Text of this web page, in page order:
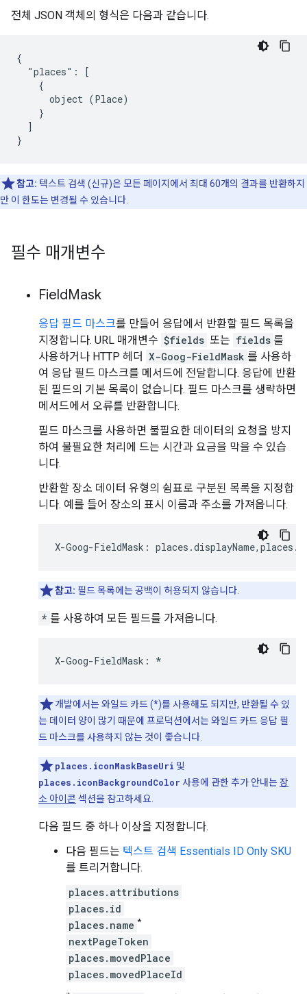
전체 JSON 객체의 형식은 다음과 같습니다.
{
  "places": [
    {
      object (Place)
    }
  ]
}
참고: 텍스트 검색 (신규)은 모든 페이지에서 최대 60개의 결과를 반환하지
만 이 한도는 변경될 수 있습니다.
필수 매개변수
FieldMask
응답 필드 마스크를 만들어 응답에서 반환할 필드 목록을
지정합니다. URL 매개변수 $fields 또는 fields 를
사용하거나 HTTP 헤더 X-Goog-FieldMask 를 사용하
여 응답 필드 마스크를 메서드에 전달합니다. 응답에 반환
된 필드의 기본 목록이 없습니다. 필드 마스크를 생략하면
메서드에서 오류를 반환합니다.
필드 마스크를 사용하면 불필요한 데이터의 요청을 방지
하여 불필요한 처리에 드는 시간과 요금을 막을 수 있습
니다.
반환할 장소 데이터 유형의 쉼표로 구분된 목록을 지정합
니다. 예를 들어 장소의 표시 이름과 주소를 가져옵니다.
X-Goog-FieldMask : places .displayName, places .
참고: 필드 목록에는 공백이 허용되지 않습니다.
* 를 사용하여 모든 필드를 가져옵니다.
X-Goog-FieldMask : *
개발에서는 와일드 카드 (*)를 사용해도 되지만, 반환될 수 있
는 데이터 양이 많기 때문에 프로덕션에서는 와일드 카드 응답 필
드 마스크를 사용하지 않는 것이 좋습니다.
places.iconMaskBaseUri 및
places.iconBackgroundColor 사용에 관한 추가 안내는장
소 아이콘 섹션을 참고하세요.
다음 필드 중 하나 이상을 지정합니다.
다음 필드는 텍스트 검색 Essentials ID Only SKU
를 트리거합니다.
places.attributions
places.id
places.name *
nextPageToken
places.movedPlace
places.movedPlaceId